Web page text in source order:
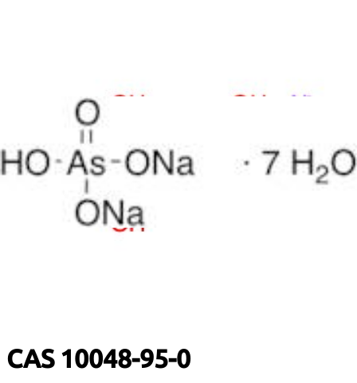
DNA-Extraktionskits
DNA-Detektionskits
Amplifikationskits
ELISA-Kits
CAS 10048-95-0